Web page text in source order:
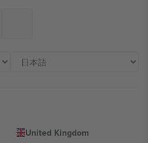
United Kingdom